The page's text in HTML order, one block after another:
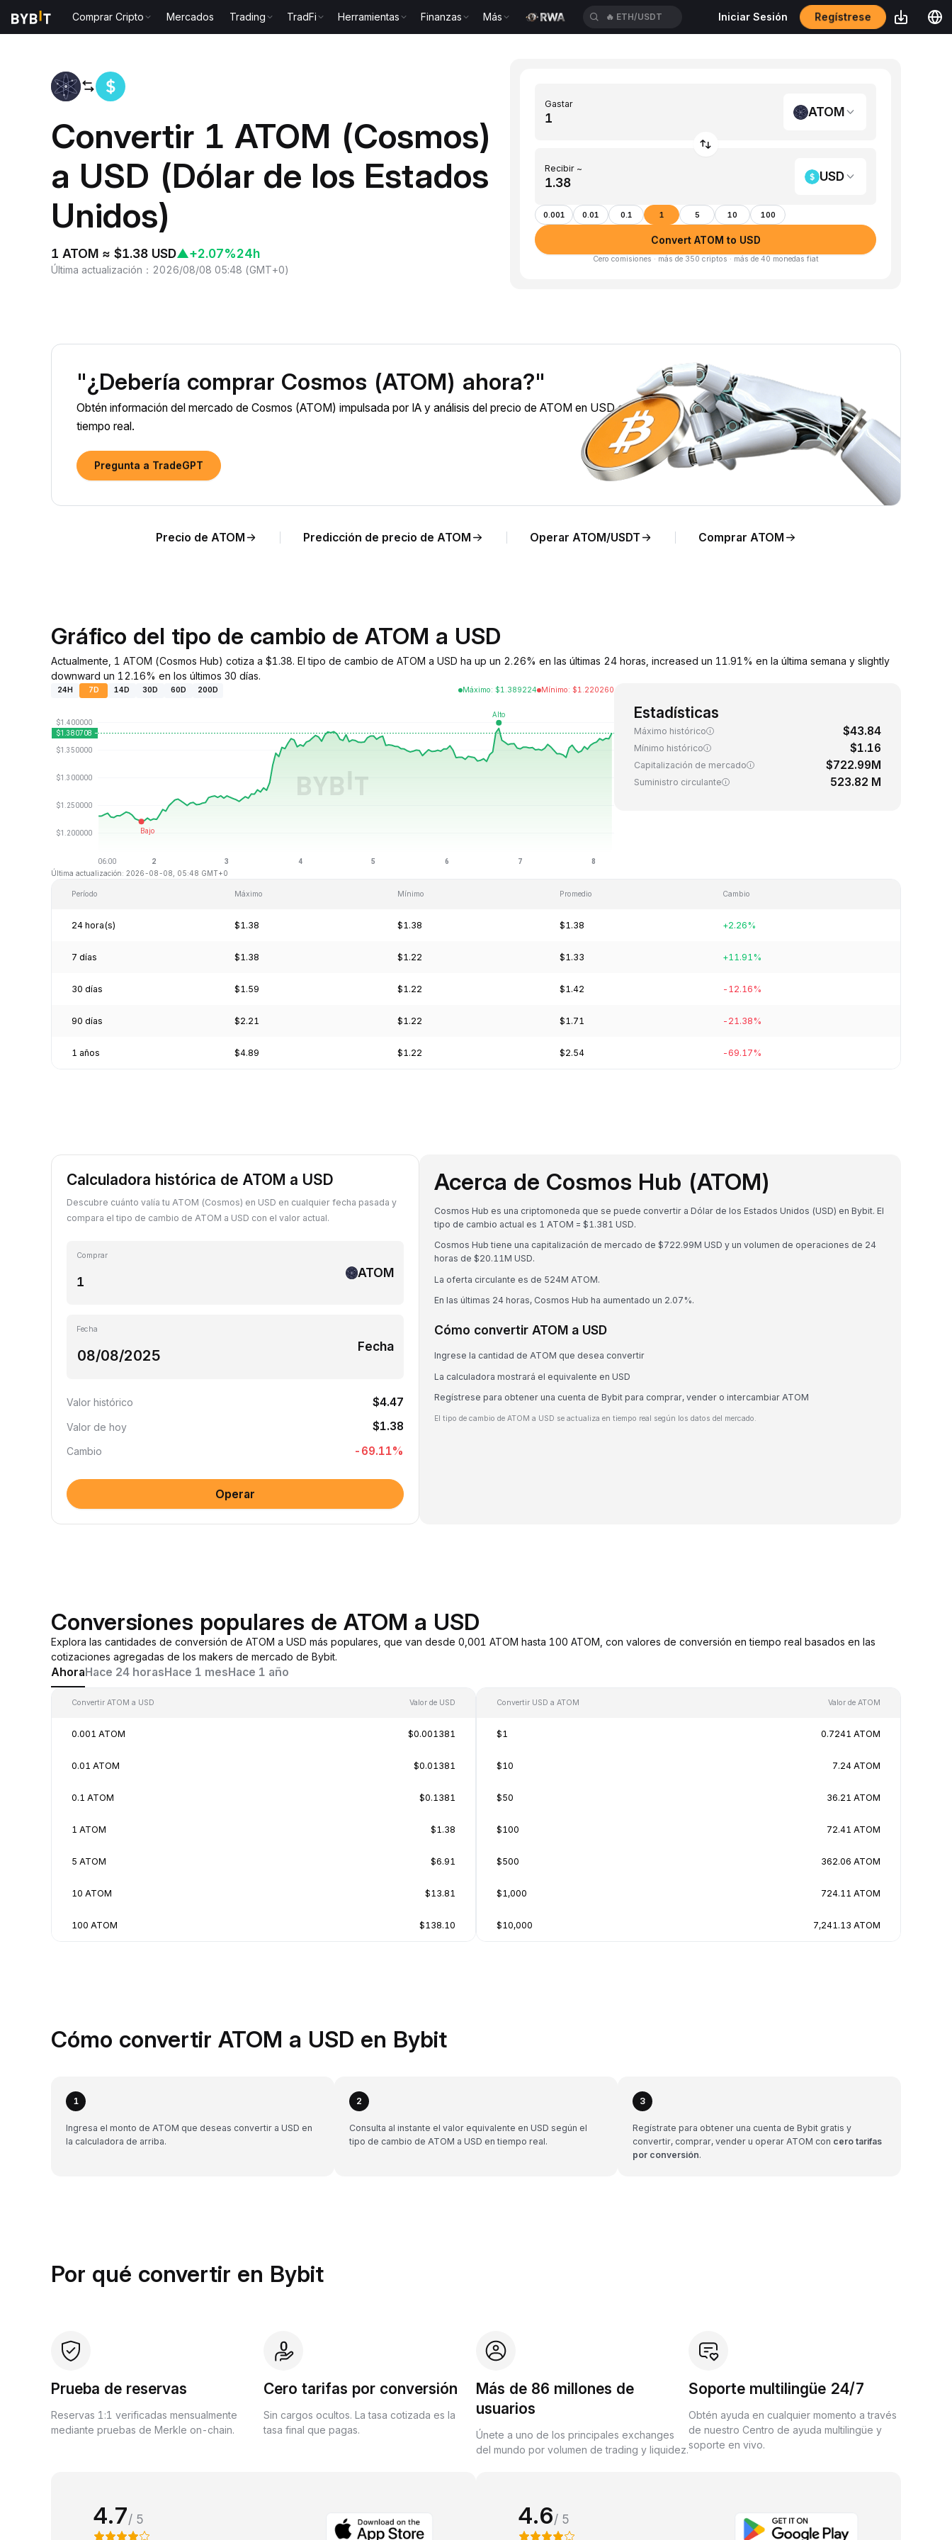
Comprar Cripto Mercados Trading TradFi Herramientas Finanzas Más 🔥 ETH/USDT Iniciar Sesión Regístrese
Convertir 1 ATOM (Cosmos)
a USD (Dólar de los Estados
Unidos)
1 ATOM ≈ $1.38 USD▲+2.07%24h
Última actualización ： 2026/08/08 05:48 (GMT+0)
Gastar
ATOM
Recibir ~
USD
0.001 0.01 0.1 1 5 10 100
Convert ATOM to USD
Cero comisiones · más de 350 criptos · más de 40 monedas fiat
"¿Debería comprar Cosmos (ATOM) ahora?"
Obtén información del mercado de Cosmos (ATOM) impulsada por IA y análisis del precio de ATOM en USD en
tiempo real.
Pregunta a TradeGPT
Precio de ATOM Predicción de precio de ATOM Operar ATOM/USDT Comprar ATOM
Gráfico del tipo de cambio de ATOM a USD
Actualmente, 1 ATOM (Cosmos Hub) cotiza a $1.38. El tipo de cambio de ATOM a USD ha up un 2.26% en las últimas 24 horas, increased un 11.91% en la última semana y slightly
downward un 12.16% en los últimos 30 días.
24H 7D 14D 30D 60D 200D Máximo: $1.389224 Mínimo: $1.220260
Última actualización: 2026-08-08, 05:48 GMT+0
Estadísticas
Máximo histórico $43.84
Mínimo histórico $1.16
Capitalización de mercado $722.99M
Suministro circulante 523.82 M
Período Máximo Mínimo Promedio Cambio
24 hora(s) $1.38 $1.38 $1.38 +2.26%
7 días $1.38 $1.22 $1.33 +11.91%
30 días $1.59 $1.22 $1.42 -12.16%
90 días $2.21 $1.22 $1.71 -21.38%
1 años $4.89 $1.22 $2.54 -69.17%
Calculadora histórica de ATOM a USD
Descubre cuánto valía tu ATOM (Cosmos) en USD en cualquier fecha pasada y
compara el tipo de cambio de ATOM a USD con el valor actual.
Comprar
ATOM
Fecha
Fecha
Valor histórico $4.47
Valor de hoy $1.38
Cambio -69.11%
Operar
Acerca de Cosmos Hub (ATOM)
Cosmos Hub es una criptomoneda que se puede convertir a Dólar de los Estados Unidos (USD) en Bybit. El
tipo de cambio actual es 1 ATOM = $1.381 USD.
Cosmos Hub tiene una capitalización de mercado de $722.99M USD y un volumen de operaciones de 24
horas de $20.11M USD.
La oferta circulante es de 524M ATOM.
En las últimas 24 horas, Cosmos Hub ha aumentado un 2.07%.
Cómo convertir ATOM a USD
Ingrese la cantidad de ATOM que desea convertir
La calculadora mostrará el equivalente en USD
Regístrese para obtener una cuenta de Bybit para comprar, vender o intercambiar ATOM
El tipo de cambio de ATOM a USD se actualiza en tiempo real según los datos del mercado.
Conversiones populares de ATOM a USD
Explora las cantidades de conversión de ATOM a USD más populares, que van desde 0,001 ATOM hasta 100 ATOM, con valores de conversión en tiempo real basados en las
cotizaciones agregadas de los makers de mercado de Bybit.
AhoraHace 24 horasHace 1 mesHace 1 año
Convertir ATOM a USD Valor de USD
0.001 ATOM $0.001381
0.01 ATOM $0.01381
0.1 ATOM $0.1381
1 ATOM $1.38
5 ATOM $6.91
10 ATOM $13.81
100 ATOM $138.10
Convertir USD a ATOM Valor de ATOM
$1 0.7241 ATOM
$10 7.24 ATOM
$50 36.21 ATOM
$100 72.41 ATOM
$500 362.06 ATOM
$1,000 724.11 ATOM
$10,000 7,241.13 ATOM
Cómo convertir ATOM a USD en Bybit
1
Ingresa el monto de ATOM que deseas convertir a USD en
la calculadora de arriba.
2
Consulta al instante el valor equivalente en USD según el
tipo de cambio de ATOM a USD en tiempo real.
3
Regístrate para obtener una cuenta de Bybit gratis y
convertir, comprar, vender u operar ATOM con cero tarifas
por conversión.
Por qué convertir en Bybit
Prueba de reservas
Reservas 1:1 verificadas mensualmente
mediante pruebas de Merkle on-chain.
Cero tarifas por conversión
Sin cargos ocultos. La tasa cotizada es la
tasa final que pagas.
Más de 86 millones de
usuarios
Únete a uno de los principales exchanges
del mundo por volumen de trading y liquidez.
Soporte multilingüe 24/7
Obtén ayuda en cualquier momento a través
de nuestro Centro de ayuda multilingüe y
soporte en vivo.
4.7/ 5 4.6/ 5